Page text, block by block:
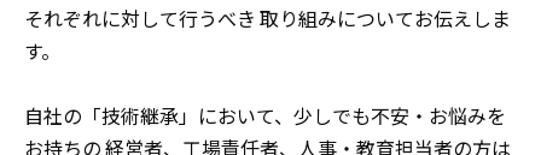
それぞれに対して行うべき 取り組みについてお伝えしま
す。
自社の「技術継承」において、少しでも不安・お悩みを
お持ちの 経営者、工場責任者、人事・教育担当者の方は